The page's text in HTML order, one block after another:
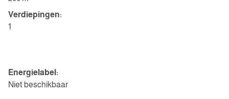
Verdiepingen:
1
Energielabel:
Niet beschikbaar